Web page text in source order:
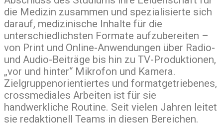
die Medizin zusammen und spezialisierte sich
darauf, medizinische Inhalte für die
unterschiedlichsten Formate aufzubereiten –
von Print und Online-Anwendungen über Radio-
und Audio-Beiträge bis hin zu TV-Produktionen,
„vor und hinter“ Mikrofon und Kamera.
Zielgruppenorientiertes und formatgetriebenes,
crossmediales Arbeiten ist für sie
handwerkliche Routine. Seit vielen Jahren leitet
sie redaktionell Teams in diesen Bereichen.